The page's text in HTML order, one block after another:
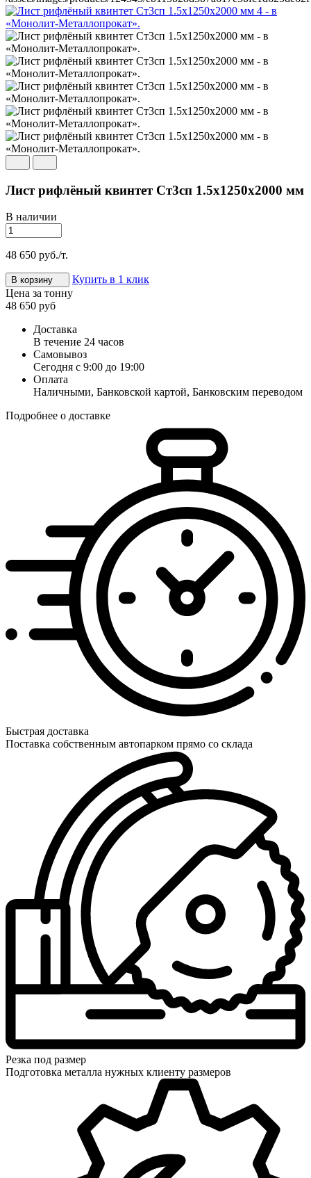
Лист рифлёный квинтет Ст3сп 1.5х1250х2000 мм
В наличии
48 650 руб./т.
В корзину
Купить в 1 клик
Цена за тонну
48 650 руб
Доставка
В течение 24 часов
Самовывоз
Сегодня с 9:00 до 19:00
Оплата
Наличными, Банковской картой, Банковским переводом
Подробнее о доставке
Быстрая доставка
Поставка собственным автопарком прямо со склада
Резка под размер
Подготовка металла нужных клиенту размеров